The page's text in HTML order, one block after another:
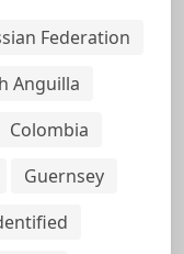
Federation
Anguilla
Colombia
Guernsey